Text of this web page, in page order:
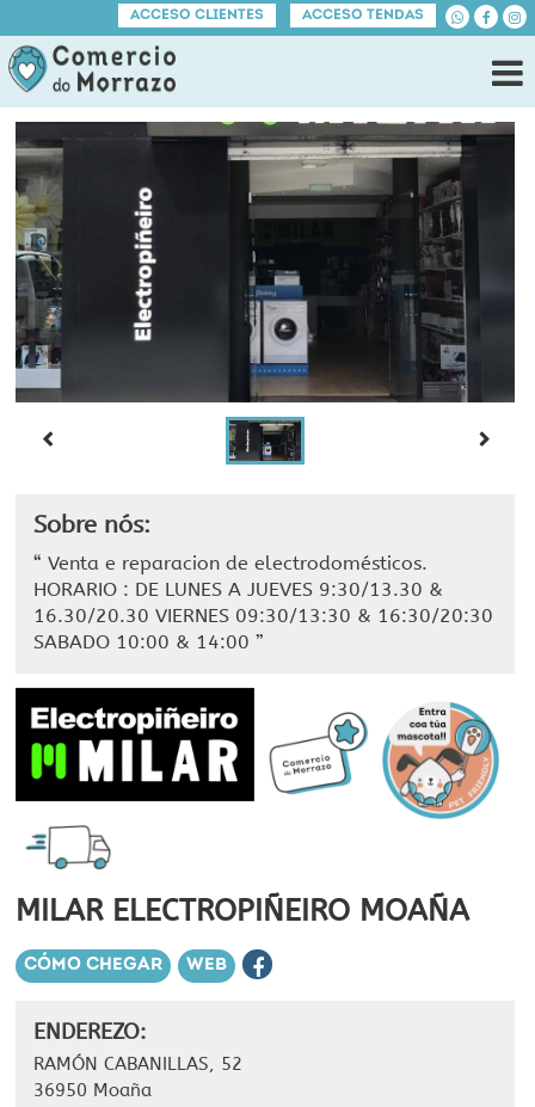
ACCESO CLIENTES ACCESO TENDAS
Sobre nós:
“ Venta e reparacion de electrodomésticos.
HORARIO : DE LUNES A JUEVES 9:30/13.30 &
16.30/20.30 VIERNES 09:30/13:30 & 16:30/20:30
SABADO 10:00 & 14:00 ”
MILAR ELECTROPIÑEIRO MOAÑA
CÓMO CHEGAR WEB
ENDEREZO:
RAMÓN CABANILLAS, 52
36950 Moaña